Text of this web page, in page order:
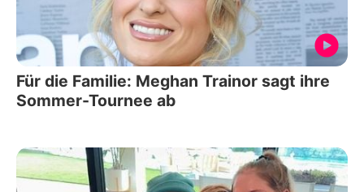
Für die Familie: Meghan Trainor sagt ihre
Sommer-Tournee ab